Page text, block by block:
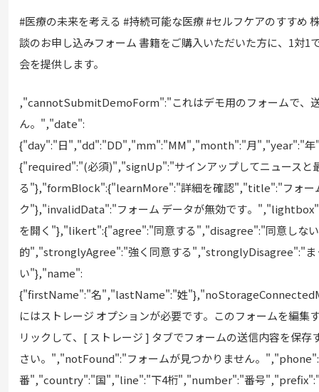
#医療の未来を考える #持続可能な医療 #セルフケアのすすめ
談のお申し込みフォーム 書籍をご購入いただいた方に、1対1
会を提供します。
,"cannotSubmitDemoForm":"これはデモ用のフ⁠ォ⁠ームで⁠、
ん⁠。","date":
{"day":"日","dd":"DD","mm":"MM","month":"月","year":"年
{"required":"(⁠必須⁠)","signUp":"サインア⁠ップしてニ⁠ュ⁠ースと
る"},"formBlock":{"learnMore":"詳細を確認","title":"フ⁠ォ⁠ー
ク"},"invalidData":"フ⁠ォ⁠ーム デ⁠ータが無効です⁠。
を開く"},"likert":{"agree":"同意する","disagree":"同意しな
的","stronglyAgree":"強く同意する","stronglyDisagree":"ま⁠
い"},"name":
{"firstName":"名","lastName":"姓
にはストレ⁠ージ オプシ⁠ョンが必要です⁠。このフ⁠ォ⁠ームを編集
リ⁠ックして⁠、[⁠ ストレ⁠ージ ⁠] タブでフ⁠ォ⁠ームの送信内容を保存
さい⁠。","notFound":"フ⁠ォ⁠ームが見つかりません⁠。
番","country":"国","line":"下4桁","number":"番号